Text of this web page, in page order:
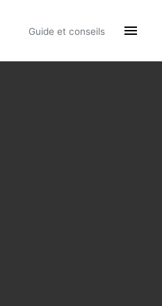
Guide et conseils 